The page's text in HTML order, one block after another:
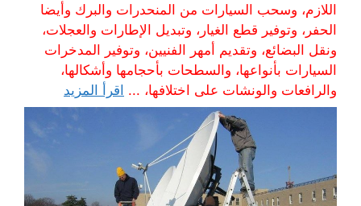
اللازم، وسحب السيارات من المنحدرات والبرك وأيضا
الحفر، وتوفير قطع الغيار، وتبديل الإطارات والعجلات،
ونقل البضائع، وتقديم أمهر الفنيين، وتوفير المدخرات
السيارات بأنواعها، والسطحات بأحجامها وأشكالها،
والرافعات والونشات على اختلافها، ... اقرأ المزيد